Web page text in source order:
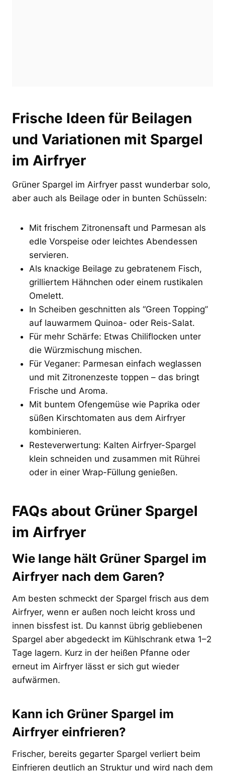
Frische Ideen für Beilagen
und Variationen mit Spargel
im Airfryer
Grüner Spargel im Airfryer passt wunderbar solo,
aber auch als Beilage oder in bunten Schüsseln:
Mit frischem Zitronensaft und Parmesan als
edle Vorspeise oder leichtes Abendessen
servieren.
Als knackige Beilage zu gebratenem Fisch,
grilliertem Hähnchen oder einem rustikalen
Omelett.
In Scheiben geschnitten als “Green Topping”
auf lauwarmem Quinoa- oder Reis-Salat.
Für mehr Schärfe: Etwas Chiliflocken unter
die Würzmischung mischen.
Für Veganer: Parmesan einfach weglassen
und mit Zitronenzeste toppen – das bringt
Frische und Aroma.
Mit buntem Ofengemüse wie Paprika oder
süßen Kirschtomaten aus dem Airfryer
kombinieren.
Resteverwertung: Kalten Airfryer-Spargel
klein schneiden und zusammen mit Rührei
oder in einer Wrap-Füllung genießen.
FAQs about Grüner Spargel
im Airfryer
Wie lange hält Grüner Spargel im
Airfryer nach dem Garen?
Am besten schmeckt der Spargel frisch aus dem
Airfryer, wenn er außen noch leicht kross und
innen bissfest ist. Du kannst übrig gebliebenen
Spargel aber abgedeckt im Kühlschrank etwa 1–2
Tage lagern. Kurz in der heißen Pfanne oder
erneut im Airfryer lässt er sich gut wieder
aufwärmen.
Kann ich Grüner Spargel im
Airfryer einfrieren?
Frischer, bereits gegarter Spargel verliert beim
Einfrieren deutlich an Struktur und wird nach dem